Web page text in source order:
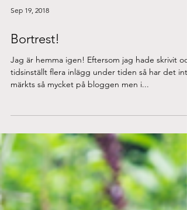
Sep 19, 2018
Bortrest!
tidsinställt flera inlägg under tiden så har det inte
märkts så mycket på bloggen men i...